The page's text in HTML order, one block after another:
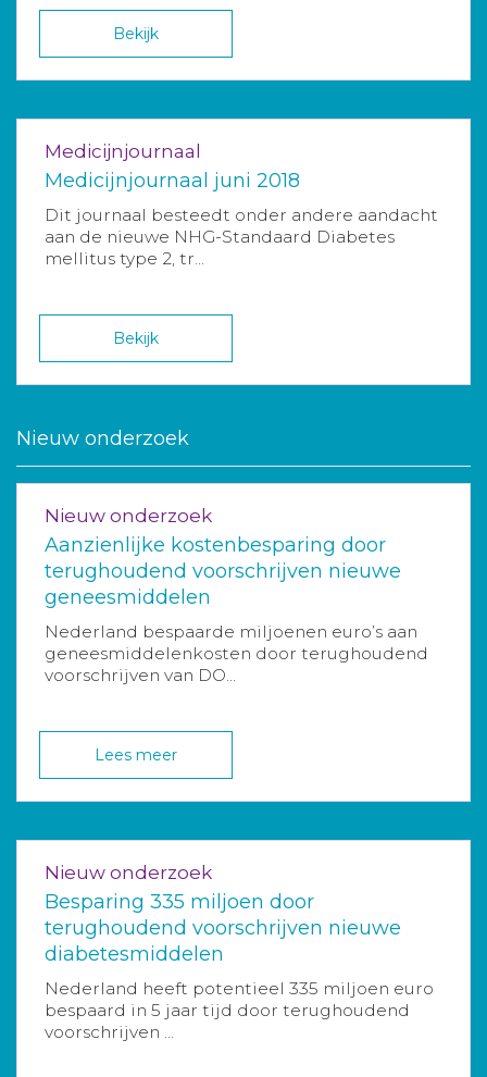
Bekijk
Medicijnjournaal
Medicijnjournaal juni 2018
Dit journaal besteedt onder andere aandacht
aan de nieuwe NHG-Standaard Diabetes
mellitus type 2, tr...
Bekijk
Nieuw onderzoek
Nieuw onderzoek
Aanzienlijke kostenbesparing door
terughoudend voorschrijven nieuwe
geneesmiddelen
Nederland bespaarde miljoenen euro’s aan
geneesmiddelenkosten door terughoudend
voorschrijven van DO...
Lees meer
Nieuw onderzoek
Besparing 335 miljoen door
terughoudend voorschrijven nieuwe
diabetesmiddelen
Nederland heeft potentieel 335 miljoen euro
bespaard in 5 jaar tijd door terughoudend
voorschrijven ...